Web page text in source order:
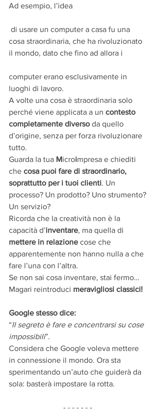
Ad esempio, l’idea
cosa straordinaria, che ha rivoluzionato
il mondo, dato che fino ad allora i
computer erano esclusivamente in
luoghi di lavoro.
A volte una cosa è straordinaria solo
perché viene applicata a un contesto
completamente diverso da quello
d’origine, senza per forza rivoluzionare
tutto.
Guarda la tua Microimpresa e chiediti
che cosa puoi fare di straordinario,
soprattutto per i tuoi clienti. Un
processo? Un prodotto? Uno strumento?
Un servizio?
Ricorda che la creatività non è la
capacità d’inventare, ma quella di
mettere in relazione cose che
apparentemente non hanno nulla a che
fare l’una con l’altra.
Se non sai cosa inventare, stai fermo…
Magari reintroduci meravigliosi classici!
Google stesso dice:
“Il segreto è fare e concentrarsi su cose
impossibili”.
Considera che Google voleva mettere
in connessione il mondo. Ora sta
sperimentando un’auto che guiderà da
sola: basterà impostare la rotta.
- - - - - - -